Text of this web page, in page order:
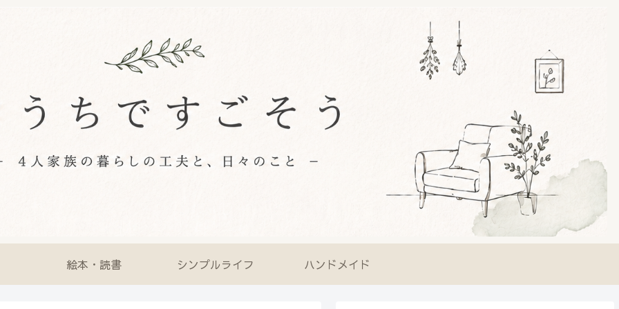
絵本・読書 シンプルライフ ハンドメイド